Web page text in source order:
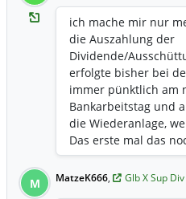
ich mache mir nur
die Auszahlung der
Dividende/
erfolgte bisher bei
immer pünktlich am
Bankarbeitstag und
die Wiederanlage,
Das erste mal das
Dividendenzahlung
M MatzeK666, Glb X Sup Div